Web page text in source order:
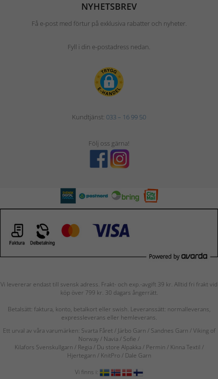
NYHETSBREV
Få e-post med förtur på exklusiva rabatter och nyheter.
Fyll i din e-postadress nedan.
Kundtjänst: 033 – 16 99 50
Följ oss gärna!
Vi levererar endast till svensk adress. Frakt- och exp.-avgift 39 kr. Alltid fri frakt vid
köp över 799 kr. 30 dagars ångerrätt.
Betalsätt: faktura, konto, betalkort eller swish. Leveranssätt: normalleverans,
expressleverans eller hemleverans.
Ett urval av våra varumärken: Svarta Fåret / Järbo Garn / Sandnes Garn / Viking of
Norway / Navia/ Sofie /
Kilafors Svenskullgarn / Regia / Du store Alpakka / Permin / Kinna Textil /
Hjertegarn / KnitPro / Dale Garn
Vi finns i: